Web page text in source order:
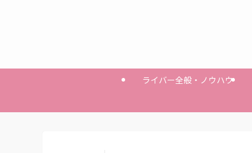
ライバー全般・ノウハウ